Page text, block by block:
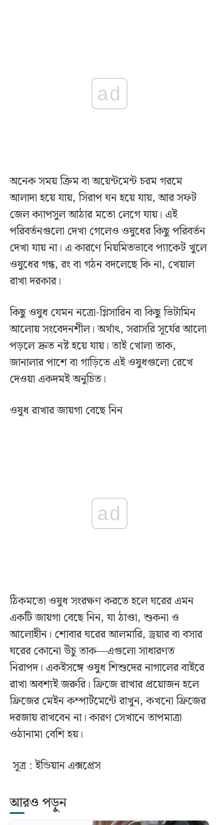
ad
অনেক সময় ক্রিম বা অয়েন্টমেন্ট চরম গরমে
আলাদা হয়ে যায়, সিরাপ ঘন হয়ে যায়, আর সফট
জেল ক্যাপসুল আঠার মতো লেগে যায়। এই
পরিবর্তনগুলো দেখা গেলেও ওষুধের কিছু পরিবর্তন
দেখা যায় না। এ কারণে নিয়মিতভাবে প্যাকেট খুলে
ওষুধের গন্ধ, রং বা গঠন বদলেছে কি না, খেয়াল
রাখা দরকার।
কিছু ওষুধ যেমন নত্রো-গ্লিসারিন বা কিছু ভিটামিন
আলোয় সংবেদনশীল। অর্থাৎ, সরাসরি সূর্যের আলো
পড়লে দ্রুত নষ্ট হয়ে যায়। তাই খোলা তাক,
জানালার পাশে বা গাড়িতে এই ওষুধগুলো রেখে
দেওয়া একদমই অনুচিত।
ওষুধ রাখার জায়গা বেছে নিন
ad
ঠিকমতো ওষুধ সংরক্ষণ করতে হলে ঘরের এমন
একটি জায়গা বেছে নিন, যা ঠাণ্ডা, শুকনা ও
আলোহীন। শোবার ঘরের আলমারি, ড্রয়ার বা বসার
ঘরের কোনো উঁচু তাক—এগুলো সাধারণত
নিরাপদ। একইসঙ্গে ওষুধ শিশুদের নাগালের বাইরে
রাখা অবশ্যই জরুরি। ফ্রিজে রাখার প্রয়োজন হলে
ফ্রিজের মেইন কম্পার্টমেন্টে রাখুন, কখনো ফ্রিজের
দরজায় রাখবেন না। কারণ সেখানে তাপমাত্রা
ওঠানামা বেশি হয়।
সূত্র : ইন্ডিয়ান এক্সপ্রেস
আরও পড়ুন